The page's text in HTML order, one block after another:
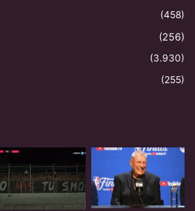
(458)
(256)
(3.930)
(255)